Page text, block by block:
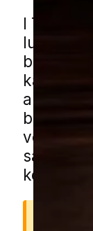
I Tarm
lukkede
buskads
kan
andre
boligen.
vores
så
kender